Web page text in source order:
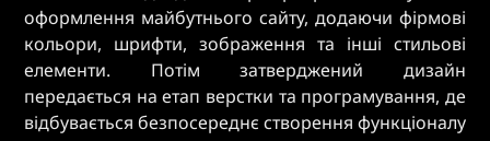
оформлення майбутнього сайту, додаючи фірмові
кольори, шрифти, зображення та інші стильові
елементи. Потім затверджений дизайн
передається на етап верстки та програмування, де
відбувається безпосереднє створення функціоналу